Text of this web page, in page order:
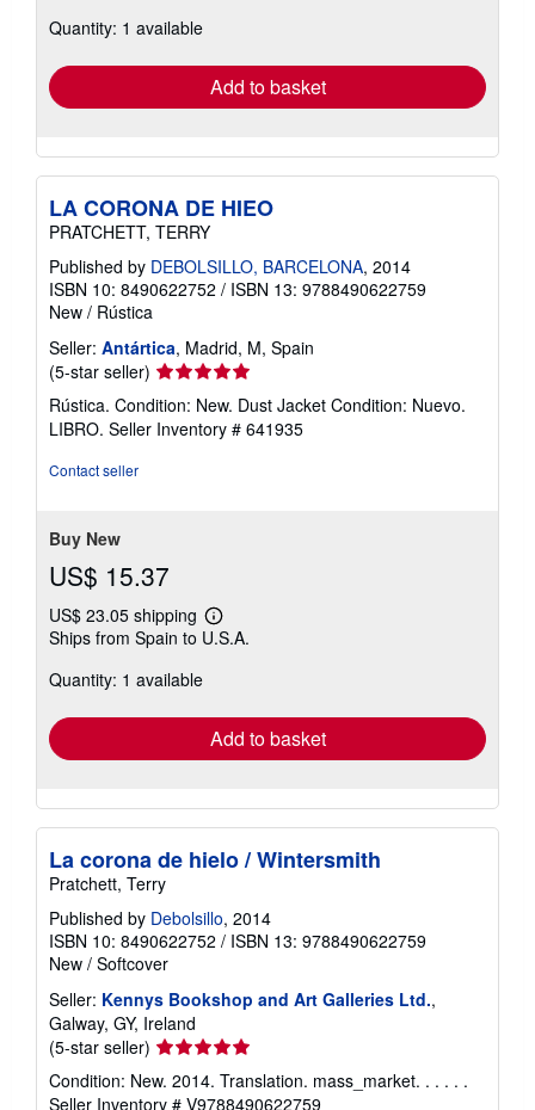
Quantity: 1 available
Add to basket
LA CORONA DE HIEO
PRATCHETT, TERRY
Published by DEBOLSILLO, BARCELONA, 2014
ISBN 10: 8490622752 / ISBN 13: 9788490622759
New / Rústica
Seller: Antártica, Madrid, M, Spain
(5-star seller) Seller
5
out
Rústica. Condition: New. Dust Jacket Condition: Nuevo.
LIBRO. Seller Inventory # 641935
Contact seller
Buy New
US$ 15.37
US$ 23.05 shipping
Learn
more
Ships from Spain to U.S.A.
Quantity: 1 available
Add to basket
La corona de hielo / Wintersmith
Pratchett, Terry
Published by Debolsillo, 2014
ISBN 10: 8490622752 / ISBN 13: 9788490622759
New / Softcover
Seller: Kennys Bookshop and Art Galleries Ltd.,
Galway, GY, Ireland
(5-star seller) Seller
5
Condition: New. 2014. Translation. mass_market. . . . . .
Seller Inventory # V9788490622759